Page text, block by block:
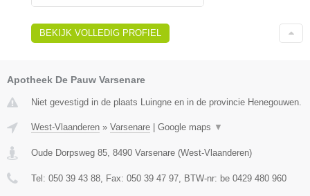
BEKIJK VOLLEDIG PROFIEL
Apotheek De Pauw Varsenare
Niet gevestigd in de plaats Luingne en in de provincie Henegouwen.
West-Vlaanderen » Varsenare Google maps ▼
Oude Dorpsweg 85 8490 Varsenare (West-Vlaanderen)
Tel: 050 39 43 88 , Fax: 050 39 47 97 , BTW-nr: be 0429 480 960